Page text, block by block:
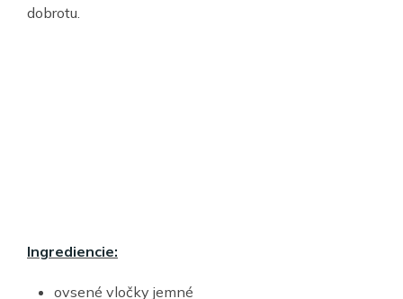
dobrotu.
Ingrediencie:
ovsené vločky jemné